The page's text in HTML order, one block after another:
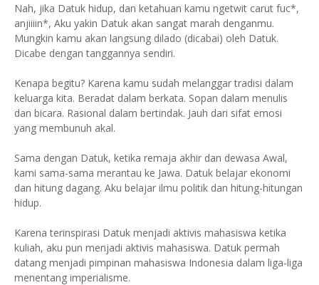
Nah, jika Datuk hidup, dan ketahuan kamu ngetwit carut fuc*,
anjiiiin*, Aku yakin Datuk akan sangat marah denganmu.
Mungkin kamu akan langsung dilado (dicabai) oleh Datuk.
Dicabe dengan tanggannya sendiri.
Kenapa begitu? Karena kamu sudah melanggar tradisi dalam
keluarga kita. Beradat dalam berkata. Sopan dalam menulis
dan bicara. Rasional dalam bertindak. Jauh dari sifat emosi
yang membunuh akal.
Sama dengan Datuk, ketika remaja akhir dan dewasa Awal,
kami sama-sama merantau ke Jawa. Datuk belajar ekonomi
dan hitung dagang. Aku belajar ilmu politik dan hitung-hitungan
hidup.
Karena terinspirasi Datuk menjadi aktivis mahasiswa ketika
kuliah, aku pun menjadi aktivis mahasiswa. Datuk permah
datang menjadi pimpinan mahasiswa Indonesia dalam liga-liga
menentang imperialisme.